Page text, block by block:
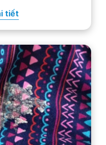
Thực hiện…
tiết